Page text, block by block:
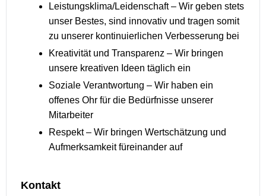
Leistungsklima/Leidenschaft – Wir geben stets
unser Bestes, sind innovativ und tragen somit
zu unserer kontinuierlichen Verbesserung bei
Kreativität und Transparenz – Wir bringen
unsere kreativen Ideen täglich ein
Soziale Verantwortung – Wir haben ein
offenes Ohr für die Bedürfnisse unserer
Mitarbeiter
Respekt – Wir bringen Wertschätzung und
Aufmerksamkeit füreinander auf
Kontakt